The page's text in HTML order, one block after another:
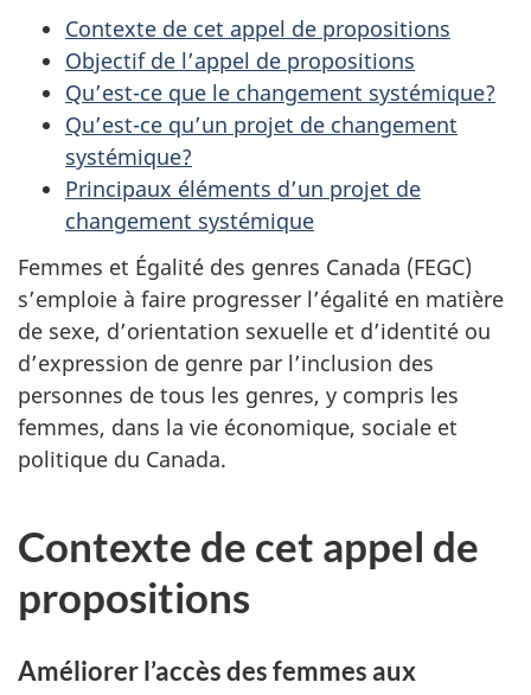
Contexte de cet appel de propositions
Objectif de l’appel de propositions
Qu’est-ce que le changement systémique?
Qu’est-ce qu’un projet de changement
systémique?
Principaux éléments d’un projet de
changement systémique
Femmes et Égalité des genres Canada (FEGC)
s’emploie à faire progresser l’égalité en matière
de sexe, d’orientation sexuelle et d’identité ou
d’expression de genre par l’inclusion des
personnes de tous les genres, y compris les
femmes, dans la vie économique, sociale et
politique du Canada.
Contexte de cet appel de
propositions
Améliorer l’accès des femmes aux